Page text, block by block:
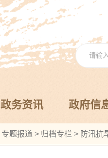
政务资讯 政府信
专题报道 > 归档专栏 > 防汛抗